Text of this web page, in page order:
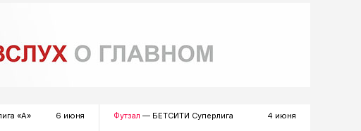
«А» 6 июня Футзал — БЕТСИТИ Суперлига 4 июня